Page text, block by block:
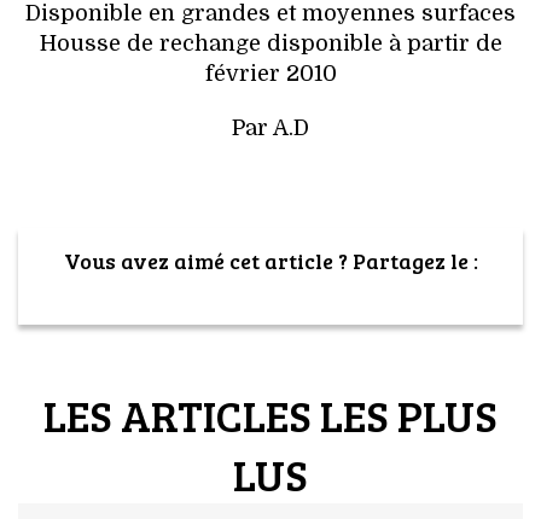
Disponible en grandes et moyennes surfaces
Housse de rechange disponible à partir de
février 2010
Par A.D
Vous avez aimé cet article ? Partagez le :
LES ARTICLES LES PLUS
LUS